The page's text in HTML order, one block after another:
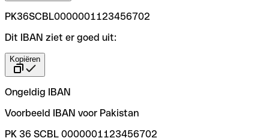
PK36SCBL0000001123456702
Dit IBAN ziet er goed uit:
Kopiëren
Ongeldig IBAN
Voorbeeld IBAN voor Pakistan
PK 36 SCBL 0000001123456702